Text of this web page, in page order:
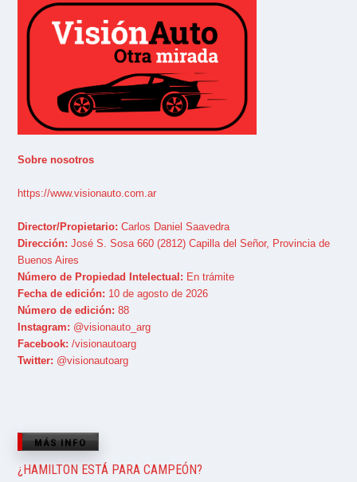
Sobre nosotros
https://www.visionauto.com.ar
Director/Propietario: Carlos Daniel Saavedra
Dirección: José S. Sosa 660 (2812) Capilla del Señor, Provincia de
Buenos Aires
Número de Propiedad Intelectual: En trámite
Fecha de edición: 10 de agosto de 2026
Número de edición: 88
Instagram: @visionauto_arg
Facebook: /visionautoarg
Twitter: @visionautoarg
MÁS INFO
¿HAMILTON ESTÁ PARA CAMPEÓN?